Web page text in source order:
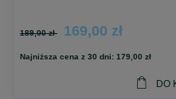
189,00 zł 169,00 zł
Najniższa cena z 30 dni: 179,00 zł
DO